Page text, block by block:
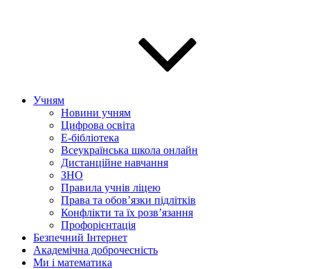
Учням
Новини учням
Цифрова освіта
E-бібліотека
Всеукраїнська школа онлайн
Дистанційне навчання
ЗНО
Правила учнів ліцею
Права та обов’язки підлітків
Конфлікти та їх розв’язання
Профорієнтація
Безпечний Інтернет
Академічна доброчесність
Ми і математика